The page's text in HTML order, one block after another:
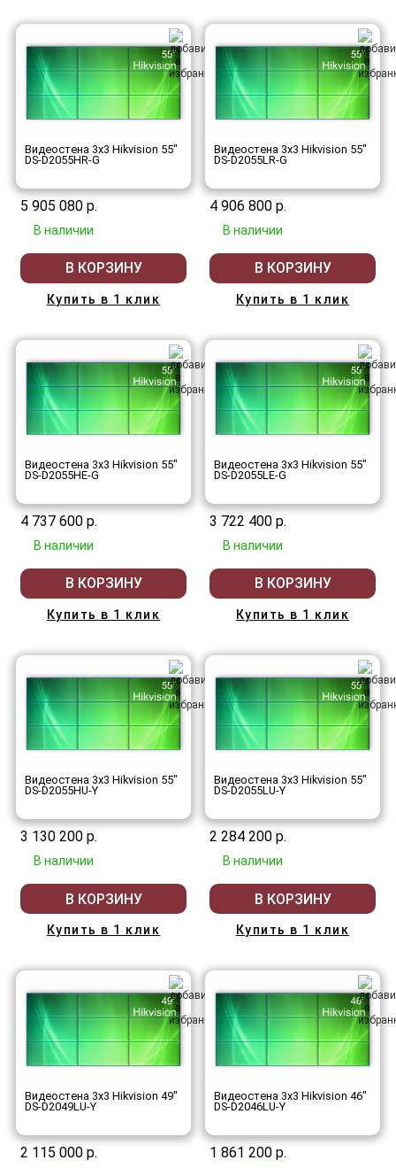
Видеостена 3x3 Hikvision 55"
DS-D2055HR-G
5 905 080 р.
В наличии
В КОРЗИНУ
Купить в 1 клик
Видеостена 3x3 Hikvision 55"
DS-D2055LR-G
4 906 800 р.
В наличии
В КОРЗИНУ
Купить в 1 клик
Видеостена 3x3 Hikvision 55"
DS-D2055HE-G
4 737 600 р.
В наличии
В КОРЗИНУ
Купить в 1 клик
Видеостена 3x3 Hikvision 55"
DS-D2055LE-G
3 722 400 р.
В наличии
В КОРЗИНУ
Купить в 1 клик
Видеостена 3x3 Hikvision 55"
DS-D2055HU-Y
3 130 200 р.
В наличии
В КОРЗИНУ
Купить в 1 клик
Видеостена 3x3 Hikvision 55"
DS-D2055LU-Y
2 284 200 р.
В наличии
В КОРЗИНУ
Купить в 1 клик
Видеостена 3x3 Hikvision 49"
DS-D2049LU-Y
2 115 000 р.
Видеостена 3x3 Hikvision 46"
DS-D2046LU-Y
1 861 200 р.